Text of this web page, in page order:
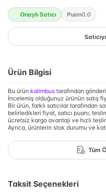
Onaylı Satıcı Puan0.0
Ürün Bilgisi
Bu ürün kalimbus tarafından
İncelemiş olduğunuz ürünün satış
Bir ürün, farklı satıcılar tarafından
belirledikleri fiyat, satıcı puanı,
ücretsiz kargo avantajı ve hızlı
Ayrıca, ürünlerin stok durumu ve
Tüm
Taksit Seçenekleri